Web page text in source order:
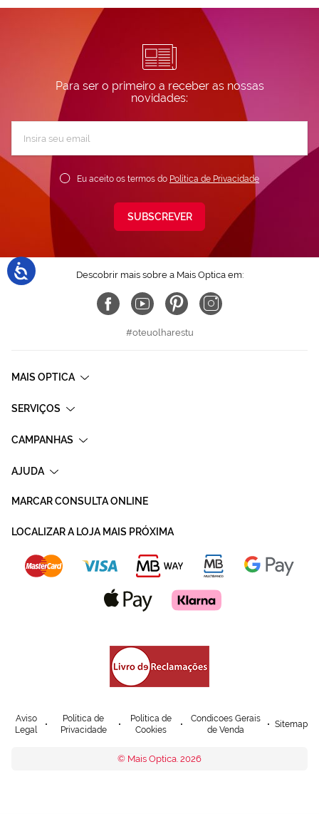
Para ser o primeiro a receber as nossas
novidades:
Newsletter:
Eu aceito os termos do Política de Privacidade
SUBSCREVER
Descobrir mais sobre a Mais Optica em:
#oteuolharestu
MAIS OPTICA
SERVIÇOS
CAMPANHAS
AJUDA
MARCAR CONSULTA ONLINE
LOCALIZAR A LOJA MAIS PRÓXIMA
Aviso
Legal
Política de
Privacidade
Política de
Cookies
Condicoes Gerais
de Venda
Sitemap
© Mais Optica. 2026